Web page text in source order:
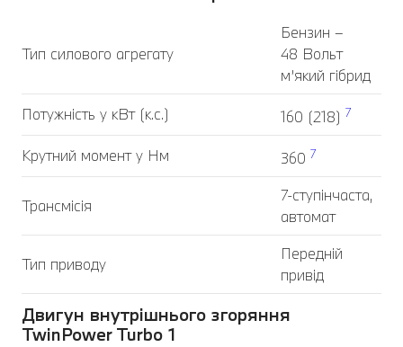
Тип силового агрегату
Бензин –
48 Вольт
м’який гібрид
Потужність у кВт (к.с.) 160 (218) 7
Крутний момент у Нм 360 7
Трансмісія
7-ступінчаста,
автомат
Тип приводу
Передній
привід
Двигун внутрішнього згоряння
TwinPower Turbo 1